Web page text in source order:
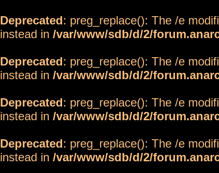
Deprecated: preg_replace(): The /e
instead in /var/www/sdb/d/2/
Deprecated: preg_replace(): The /e
instead in /var/www/sdb/d/2/
Deprecated: preg_replace(): The /e
instead in /var/www/sdb/d/2/
Deprecated: preg_replace(): The /e
instead in /var/www/sdb/d/2/